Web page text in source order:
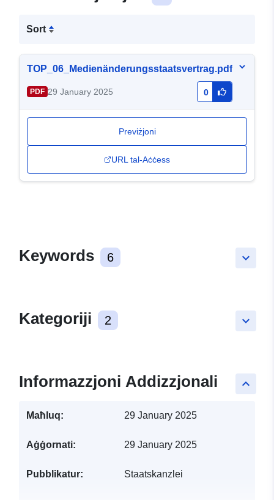
Sort
TOP_06_Medienänderungsstaatsvertrag.pdf
PDF 29 January 2025 0
Previżjoni
URL tal-Aċċess
keyboard_arrow_down
Keywords 6
keyboard_arrow_down
Kategoriji 2
keyboard_arrow_up
Informazzjoni Addizzjonali
Maħluq: 29 January 2025
Aġġornati: 29 January 2025
Pubblikatur: Staatskanzlei